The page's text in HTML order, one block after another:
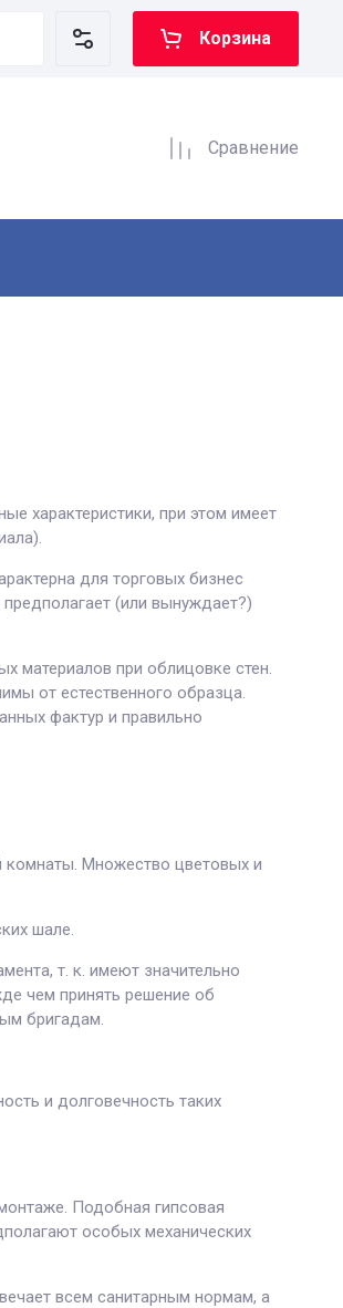
Корзина
Сравнение
характеристики, при этом имеет
для торговых бизнес
(или вынуждает?)
материалов при облицовке стен.
от естественного образца.
фактур и правильно
комнаты. Множество цветовых и
шале.
т. к. имеют значительно
чем принять решение об
бригадам.
и долговечность таких
Подобная гипсовая
особых механических
всем санитарным нормам, а